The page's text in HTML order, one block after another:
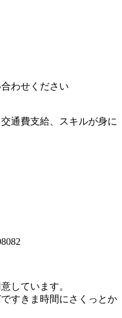
わせください
通費支給、スキルが身に
しています。
すきま時間にさくっとか